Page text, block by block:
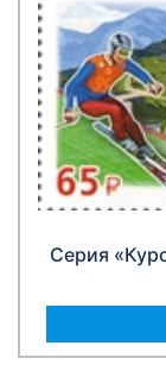
Серия